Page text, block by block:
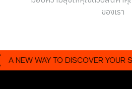
ของเรา
TO DISCOVER YOUR STORY